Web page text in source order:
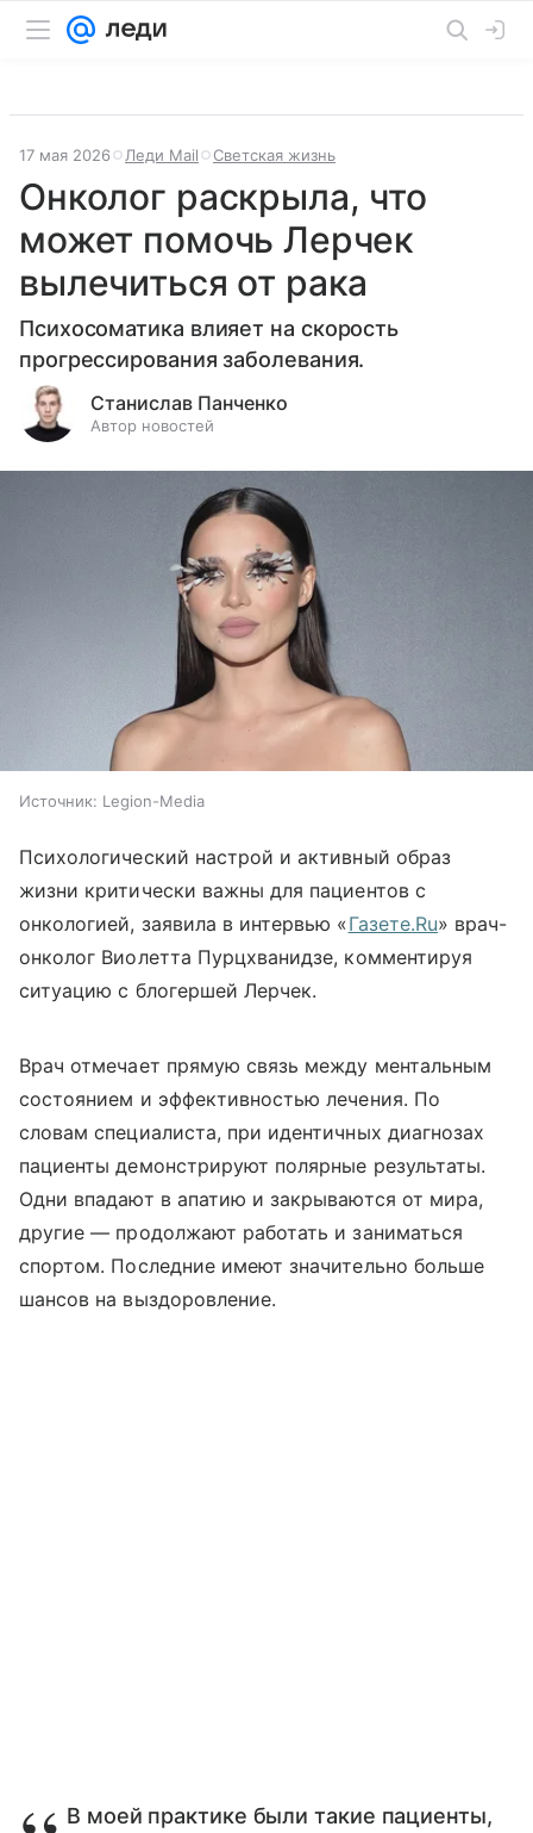
17 мая 2026 Леди Mail Светская жизнь
Онколог раскрыла, что
может помочь Лерчек
вылечиться от рака
Психосоматика влияет на скорость
прогрессирования заболевания.
Станислав Панченко
Автор новостей
Источник: Legion-Media
Психологический настрой и активный образ
жизни критически важны для пациентов с
онкологией, заявила в интервью «Газете.Ru» врач-
онколог Виолетта Пурцхванидзе, комментируя
ситуацию с блогершей Лерчек.
Врач отмечает прямую связь между ментальным
состоянием и эффективностью лечения. По
словам специалиста, при идентичных диагнозах
пациенты демонстрируют полярные результаты.
Одни впадают в апатию и закрываются от мира,
другие — продолжают работать и заниматься
спортом. Последние имеют значительно больше
шансов на выздоровление.
В моей практике были такие пациенты,